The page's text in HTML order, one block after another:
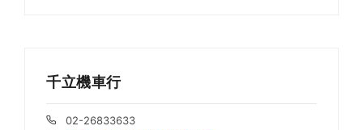
千立機車行
02-26833633